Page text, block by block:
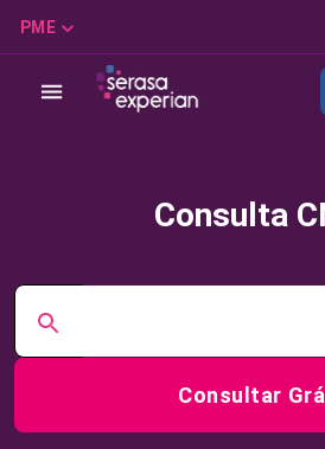
PME
Consulta
Consultar